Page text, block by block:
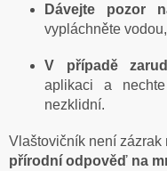
Dávejte pozor
vypláchněte
V případě
aplikaci a
nezklidní.
Vlaštovičník není zázrak
přírodní odpověď na